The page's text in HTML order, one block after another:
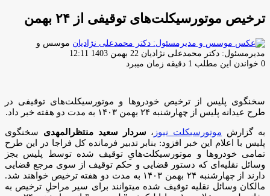
ترخیص موتورسیکلت‌های توقیفی از ۲۴ بهمن
موسس و
مدیرمسئول: دکتر محمدعلی نژادیان ارسال
ایمیل
22 بهمن 1403 12:11
0 خواندن این مطلب 1 دقیقه زمان میبرد
سخنگوی پلیس از ترخیص خودروها و موتورسیکلت‌های توقیفی در
طرح عیدانه پلیس از چهارشنبه ۲۴ بهمن ۱۴۰۳ به مدت دو هفته‌ خبر داد.
به گزارش موتورسیکلت نیوز ، سردار سعید منتظرالمهدی سخنگوی
پلیس با اعلام این خبر افزود: بنابر تدبیر فرمانده کل فراجا در این طرح
تمامی خودرو‌ها و موتورسیکلت‌هایِ توقیف شده توسط پلیس بجز
وسائل نقلیه‌ای که دستور قضایی و حکم توقیف از سوی مرجع قضایی
دارند از چهارشنبه ۲۴ بهمن ۱۴۰۳ به مدت دو هفته ترخیص خواهند شد.
مالکان وسائل نقلیه توقیف شده میتوانند برای سیر مراحلِ ترخیص به